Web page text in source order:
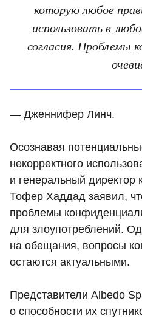
которую любое
использовать в
согласия. Проблемы
— Дженнифер Линч.
Осознавая
некорректного
и генеральный директор
Тофер Хаддад заявил,
проблемы
для злоупотреблений.
на обещания, вопросы
остаются актуальными.
Представители Albedo
о способности их